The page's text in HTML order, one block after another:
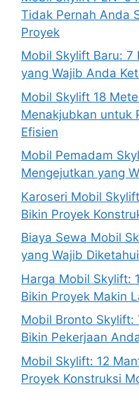
Tidak Pernah Anda
Proyek
Mobil Skylift Baru: 7
yang Wajib Anda
Mobil Skylift 18
Menakjubkan untuk
Efisien
Mobil Pemadam
Mengejutkan yang
Karoseri Mobil
Bikin Proyek
Biaya Sewa Mobil
yang Wajib
Harga Mobil Skylift:
Bikin Proyek Makin
Mobil Bronto Skylift:
Bikin Pekerjaan
Mobil Skylift: 12
Proyek Konstruksi